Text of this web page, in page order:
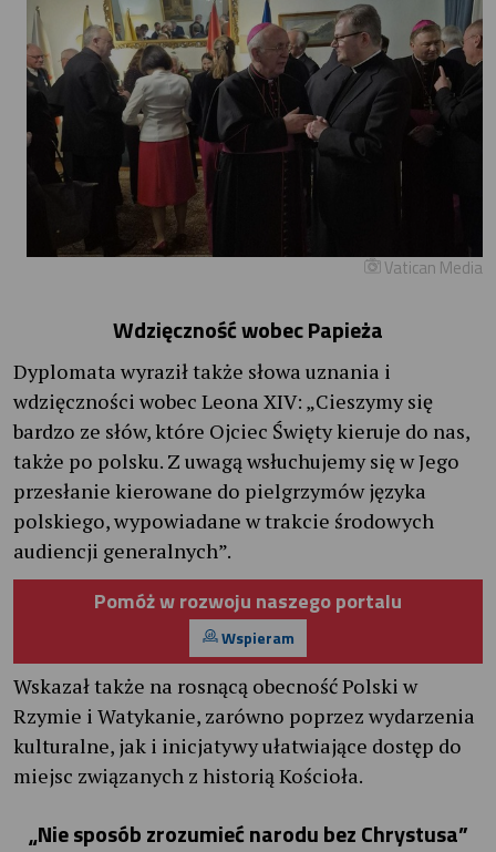
Vatican Media
Wdzięczność wobec Papieża
Dyplomata wyraził także słowa uznania i
wdzięczności wobec Leona XIV: „Cieszymy się
bardzo ze słów, które Ojciec Święty kieruje do nas,
także po polsku. Z uwagą wsłuchujemy się w Jego
przesłanie kierowane do pielgrzymów języka
polskiego, wypowiadane w trakcie środowych
audiencji generalnych”.
Pomóż w rozwoju naszego portalu
Wspieram
Wskazał także na rosnącą obecność Polski w
Rzymie i Watykanie, zarówno poprzez wydarzenia
kulturalne, jak i inicjatywy ułatwiające dostęp do
miejsc związanych z historią Kościoła.
„Nie sposób zrozumieć narodu bez Chrystusa”